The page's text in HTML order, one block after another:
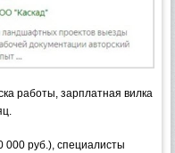
работы, зарплатная вилка
000 руб.), специалисты